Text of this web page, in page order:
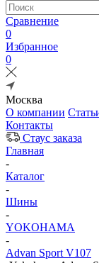
Сравнение
0
Избранное
0
Москва
О компании
Контакты
Стаус заказа
Главная
-
Каталог
-
Шины
-
YOKOHAMA
-
Advan Sport V107